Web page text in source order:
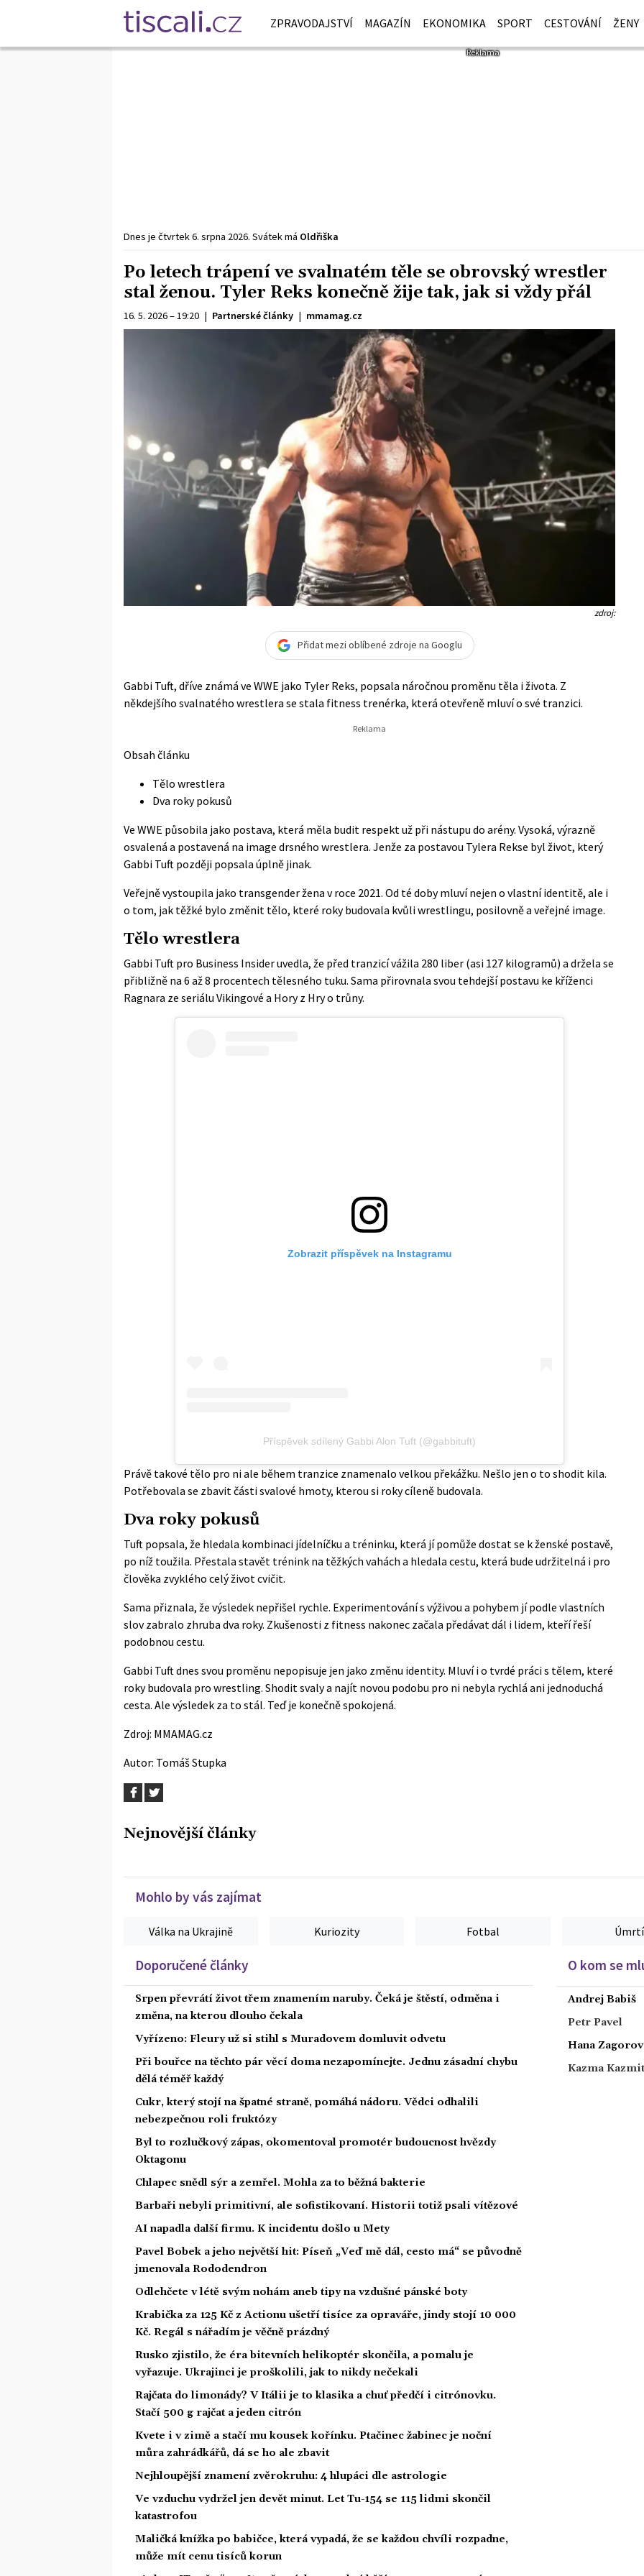
ZPRAVODAJSTVÍ MAGAZÍN EKONOMIKA SPORT CESTOVÁNÍ ŽENY
Dnes je čtvrtek6. srpna 2026. Svátek má Oldřiška
Po letech trápení ve svalnatém těle se obrovský wrestler
stal ženou. Tyler Reks konečně žije tak, jak si vždy přál
16. 5. 2026 – 19:20 | Partnerské články | mmamag.cz
zdroj:
Přidat mezi oblíbené zdroje na Googlu
Gabbi Tuft, dříve známá ve WWE jako Tyler Reks, popsala náročnou proměnu těla i života. Z
někdejšího svalnatého wrestlera se stala fitness trenérka, která otevřeně mluví o své tranzici.
Obsah článku
Tělo wrestlera
Dva roky pokusů
Ve WWE působila jako postava, která měla budit respekt už při nástupu do arény. Vysoká, výrazně
osvalená a postavená na image drsného wrestlera. Jenže za postavou Tylera Rekse byl život, který
Gabbi Tuft později popsala úplně jinak.
Veřejně vystoupila jako transgender žena v roce 2021. Od té doby mluví nejen o vlastní identitě, ale i
o tom, jak těžké bylo změnit tělo, které roky budovala kvůli wrestlingu, posilovně a veřejné image.
Tělo wrestlera
Gabbi Tuft pro Business Insideruvedla, že před tranzicí vážila 280 liber (asi 127 kilogramů) a držela se
přibližně na 6 až 8 procentech tělesného tuku. Sama přirovnala svou tehdejší postavu ke kříženci
Ragnara ze seriálu Vikingové a Hory z Hry o trůny.
Zobrazit příspěvek na Instagramu
Příspěvek sdílený Gabbi Alon Tuft (@gabbituft)
Právě takové tělo pro ni ale během tranzice znamenalo velkou překážku. Nešlo jen o to shodit kila.
Potřebovala se zbavit části svalové hmoty, kterou si roky cíleně budovala.
Dva roky pokusů
Tuft popsala, že hledala kombinaci jídelníčku a tréninku, která jí pomůže dostat se k ženské postavě,
po níž toužila. Přestala stavět trénink na těžkých vahách a hledala cestu, která bude udržitelná i pro
člověka zvyklého celý život cvičit.
Sama přiznala, že výsledek nepřišel rychle. Experimentování s výživou a pohybem jí podle vlastních
slov zabralo zhruba dva roky. Zkušenosti z fitness nakonec začala předávat dál i lidem, kteří řeší
podobnou cestu.
Gabbi Tuft dnes svou proměnu nepopisuje jen jako změnu identity. Mluví i o tvrdé práci s tělem, které
roky budovala pro wrestling. Shodit svaly a najít novou podobu pro ni nebyla rychlá ani jednoduchá
cesta. Ale výsledek za to stál. Teď je konečně spokojená.
Zdroj: MMAMAG.cz
Autor: Tomáš Stupka
Nejnovější články
Mohlo by vás zajímat
Válka na Ukrajině Kuriozity Fotbal Úmrtí
Doporučené články
Srpen převrátí život třem znamením naruby. Čeká je štěstí, odměna i
změna, na kterou dlouho čekala
Vyřízeno: Fleury už si stihl s Muradovem domluvit odvetu
Při bouřce na těchto pár věcí doma nezapomínejte. Jednu zásadní chybu
dělá téměř každý
Cukr, který stojí na špatné straně, pomáhá nádoru. Vědci odhalili
nebezpečnou roli fruktózy
Byl to rozlučkový zápas, okomentoval promotér budoucnost hvězdy
Oktagonu
Chlapec snědl sýr a zemřel. Mohla za to běžná bakterie
Barbaři nebyli primitivní, ale sofistikovaní. Historii totiž psali vítězové
AI napadla další firmu. K incidentu došlo u Mety
Pavel Bobek a jeho největší hit: Píseň „Veď mě dál, cesto má“ se původně
jmenovala Rododendron
Odlehčete v létě svým nohám aneb tipy na vzdušné pánské boty
Krabička za 125 Kč z Actionu ušetří tisíce za opraváře, jindy stojí 10 000
Kč. Regál s nářadím je věčně prázdný
Rusko zjistilo, že éra bitevních helikoptér skončila, a pomalu je
vyřazuje. Ukrajinci je proškolili, jak to nikdy nečekali
Rajčata do limonády? V Itálii je to klasika a chuť předčí i citrónovku.
Stačí 500 g rajčat a jeden citrón
Kvete i v zimě a stačí mu kousek kořínku. Ptačinec žabinec je noční
můra zahrádkářů, dá se ho ale zbavit
Nejhloupější znamení zvěrokruhu: 4 hlupáci dle astrologie
Ve vzduchu vydržel jen devět minut. Let Tu-154 se 115 lidmi skončil
katastrofou
Maličká knížka po babičce, která vypadá, že se každou chvíli rozpadne,
může mít cenu tisíců korun
O kom se
Andrej Babiš
Petr Pavel
Hana
Kazma